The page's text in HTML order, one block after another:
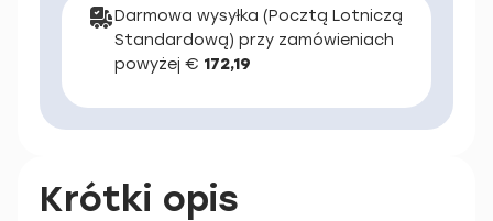
Darmowa wysyłka (Pocztą Lotniczą
Standardową) przy zamówieniach
powyżej € 172,19
Krótki opis